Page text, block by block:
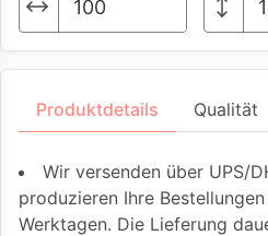
Produktdetails Qualität
Wir versenden über UPS/
produzieren Ihre
Werktagen. Die Lieferung